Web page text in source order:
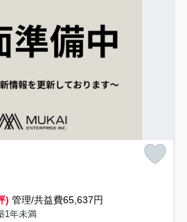
) 管理/共益費65,637円
1年未満